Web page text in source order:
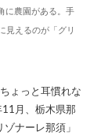
に農園がある。手
見えるのが「グリ
ょっと耳慣れな
月、栃木県那
ナーレ那須」